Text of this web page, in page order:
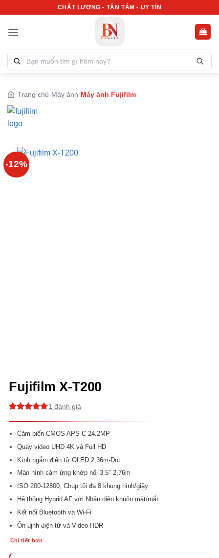
nội
CHẤT LƯỢNG - TẬN TÂM - UY TÍN
Tìm
kiếm
phẩm:
Trang chủ Máy ảnh Máy ảnh Fujifilm
-12%
Fujifilm X-T200
đánh giá
1
Cảm biến CMOS APS-C 24.2MP
Quay video UHD 4K và Full HD
Kính ngắm điện tử OLED 2,36m-Dot
Màn hình cảm ứng khớp nối 3,5″ 2,76m
ISO 200-12800, Chụp tối đa 8 khung hình/giây
Hệ thống Hybrid AF với Nhận diện khuôn mặt/mắt
Kết nối Bluetooth và Wi-Fi
Ổn định điện tử và Video HDR
Chi tiết hơn